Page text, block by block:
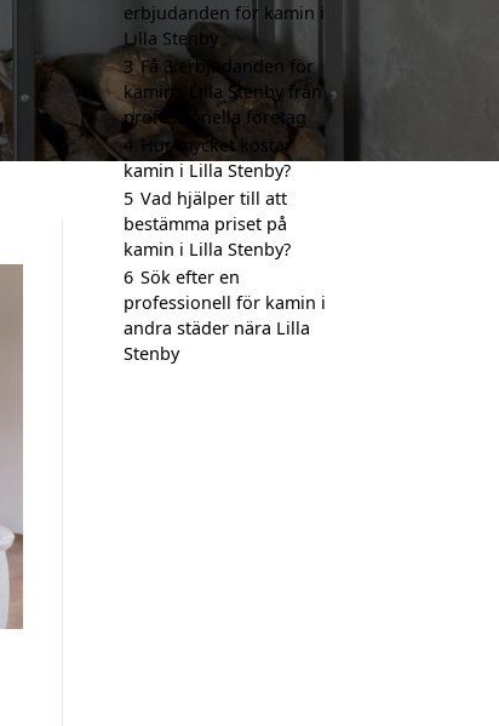
erbjudanden för kamin i
Lilla Stenby
3 Få 3 erbjudanden för
kamin i Lilla Stenby från
professionella företag
4 Hur mycket kostar
kamin i Lilla Stenby?
5 Vad hjälper till att
bestämma priset på
kamin i Lilla Stenby?
6 Sök efter en
professionell för kamin i
andra städer nära Lilla
Stenby